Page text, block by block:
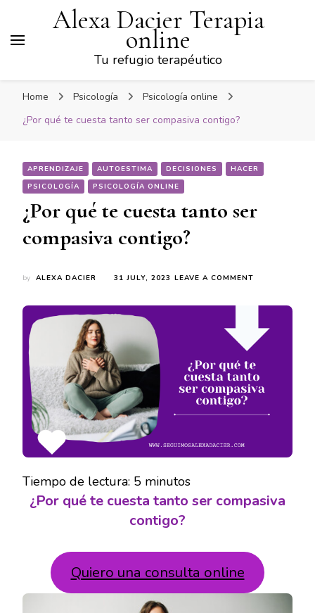
Alexa Dacier Terapia
online
Tu refugio terapéutico
Home Psicología
Psicología online
¿Por qué te cuesta tanto ser compasiva contigo?
APRENDIZAJE AUTOESTIMA DECISIONES
HACER
PSICOLOGÍA
PSICOLOGÍA ONLINE
¿Por qué te cuesta tanto ser
compasiva contigo?
by ALEXA DACIER 31 JULY, 2023 LEAVE A COMMENT
CUESTA
TANTO
COMPASIVA
CONTIGO?
Tiempo de lectura: 5 minutos
¿Por qué te cuesta tanto ser compasiva
contigo?
Quiero una consulta online